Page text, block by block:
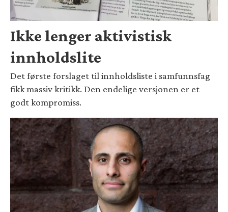
Ikke lenger aktivistisk
innholdslite
Det første forslaget til innholdsliste i samfunnsfag
fikk massiv kritikk. Den endelige versjonen er et
godt kompromiss.